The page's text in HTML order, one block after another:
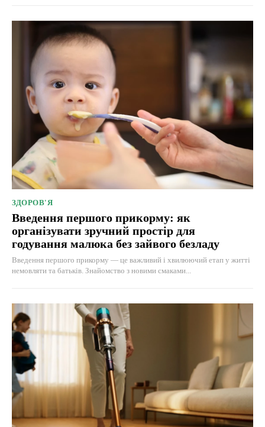
ЗДОРОВ'Я
Введення першого прикорму: як
організувати зручний простір для
годування малюка без зайвого безладу
Введення першого прикорму — це важливий і хвилюючий етап у житті
немовляти та батьків. Знайомство з новими смаками...